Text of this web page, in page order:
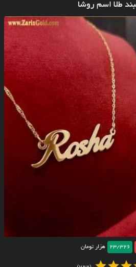
طلا اسم روشا
23/326 هزار تومان